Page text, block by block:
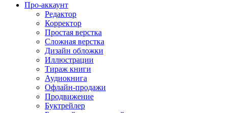
Про-аккаунт
Редактор
Корректор
Простая верстка
Сложная верстка
Дизайн обложки
Иллюстрации
Тираж книги
Аудиокнига
Офлайн-продажи
Продвижение
Буктрейлер